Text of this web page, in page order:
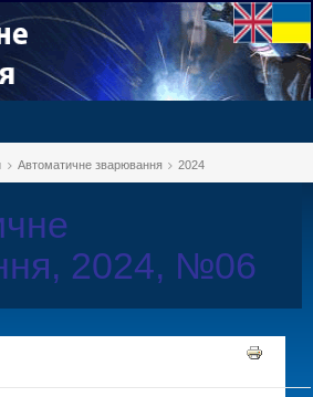
Автоматичне зварювання 2024
2024, №06